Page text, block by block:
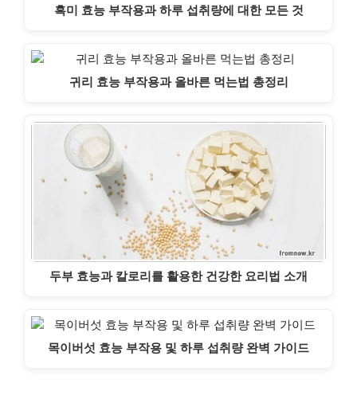
흑미 효능 부작용과 하루 섭취량에 대한 모든 것
귀리 효능 부작용과 올바른 먹는법 총정리
두부 효능과 칼로리를 활용한 건강한 요리법 소개
목이버섯 효능 부작용 및 하루 섭취량 완벽 가이드